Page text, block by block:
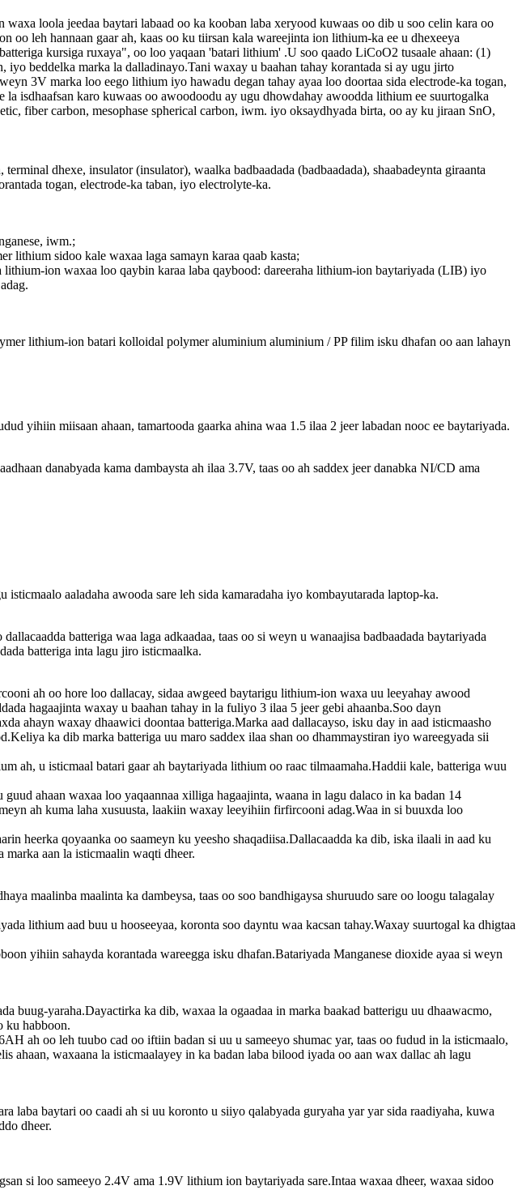
loola jeedaa baytari labaad oo ka kooban laba xeryood kuwaas oo dib u soo celin kara oo
leh hannaan gaar ah, kaas oo ku tiirsan kala wareejinta ion lithium-ka ee u dhexeeya
kursiga ruxaya", oo loo yaqaan 'batari lithium' .U soo qaado LiCoO2 tusaale ahaan: (1)
beddelka marka la dalladinayo.Tani waxay u baahan tahay korantada si ay ugu jirto
3V marka loo eego lithium iyo hawadu degan tahay ayaa loo doortaa sida electrode-ka togan,
isdhaafsan karo kuwaas oo awoodoodu ay ugu dhowdahay awoodda lithium ee suurtogalka
fiber carbon, mesophase spherical carbon, iwm. iyo oksaydhyada birta, oo ay ku jiraan SnO,
dhexe, insulator (insulator), waalka badbaadada (badbaadada), shaabadeynta giraanta
togan, electrode-ka taban, iyo electrolyte-ka.
iwm.;
lithium sidoo kale waxaa laga samayn karaa qaab kasta;
ion waxaa loo qaybin karaa laba qaybood: dareeraha lithium-ion baytariyada (LIB) iyo
lithium-ion batari kolloidal polymer aluminium aluminium / PP filim isku dhafan oo aan lahayn
yihiin miisaan ahaan, tamartooda gaarka ahina waa 1.5 ilaa 2 jeer labadan nooc ee baytariyada.
danabyada kama dambaysta ah ilaa 3.7V, taas oo ah saddex jeer danabka NI/CD ama
aaladaha awooda sare leh sida kamaradaha iyo kombayutarada laptop-ka.
batteriga waa laga adkaadaa, taas oo si weyn u wanaajisa badbaadada baytariyada
batteriga inta lagu jiro isticmaalka.
ah oo hore loo dallacay, sidaa awgeed baytarigu lithium-ion waxa uu leeyahay awood
hagaajinta waxay u baahan tahay in la fuliyo 3 ilaa 5 jeer gebi ahaanba.Soo dayn
ahayn waxay dhaawici doontaa batteriga.Marka aad dallacayso, isku day in aad isticmaasho
ka dib marka batteriga uu maro saddex ilaa shan oo dhammaystiran iyo wareegyada sii
ah, u isticmaal batari gaar ah baytariyada lithium oo raac tilmaamaha.Haddii kale, batteriga wuu
ahaan waxaa loo yaqaannaa xilliga hagaajinta, waana in lagu dalaco in ka badan 14
ah kuma laha xusuusta, laakiin waxay leeyihiin firfircooni adag.Waa in si buuxda loo
heerka qoyaanka oo saameyn ku yeesho shaqadiisa.Dallacaadda ka dib, iska ilaali in aad ku
marka aan la isticmaalin waqti dheer.
maalinba maalinta ka dambeysa, taas oo soo bandhigaysa shuruudo sare oo loogu talagalay
lithium aad buu u hooseeyaa, koronta soo dayntu waa kacsan tahay.Waxay suurtogal ka dhigtaa
yihiin sahayda korantada wareegga isku dhafan.Batariyada Manganese dioxide ayaa si weyn
buug-yaraha.Dayactirka ka dib, waxaa la ogaadaa in marka baakad batterigu uu dhaawacmo,
ku habboon.
ah oo leh tuubo cad oo iftiin badan si uu u sameeyo shumac yar, taas oo fudud in la isticmaalo,
ahaan, waxaana la isticmaalayey in ka badan laba bilood iyada oo aan wax dallac ah lagu
laba baytari oo caadi ah si uu koronto u siiyo qalabyada guryaha yar yar sida raadiyaha, kuwa
dheer.
si loo sameeyo 2.4V ama 1.9V lithium ion baytariyada sare.Intaa waxaa dheer, waxaa sidoo